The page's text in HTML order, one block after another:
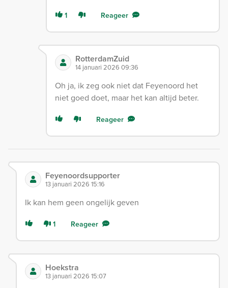
1 Reageer
RotterdamZuid
14 januari 2026 09:36
Oh ja, ik zeg ook niet dat Feyenoord het
niet goed doet, maar het kan altijd beter.
Reageer
Feyenoordsupporter
13 januari 2026 15:16
Ik kan hem geen ongelijk geven
1 Reageer
Hoekstra
13 januari 2026 15:07